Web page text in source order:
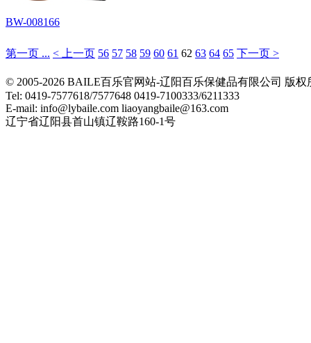
BW-008166
第一页 ... < 上一页 56 57 58 59 60 61 62 63 64 65 下一页 >
© 2005-2026 BAILE百乐官网站-辽阳百乐保健品有限公司 版
Tel: 0419-7577618/7577648 0419-7100333/6211333
E-mail: info@lybaile.com liaoyangbaile@163.com
辽宁省辽阳县首山镇辽鞍路160-1号